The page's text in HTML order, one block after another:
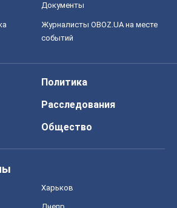
Документы
Журналисты OBOZ.UA на месте
событий
Политика
Расследования
Общество
Харьков